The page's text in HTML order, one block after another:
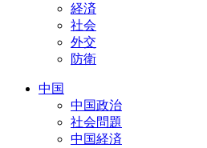
経済
社会
外交
防衛
中国
中国政治
社会問題
中国経済